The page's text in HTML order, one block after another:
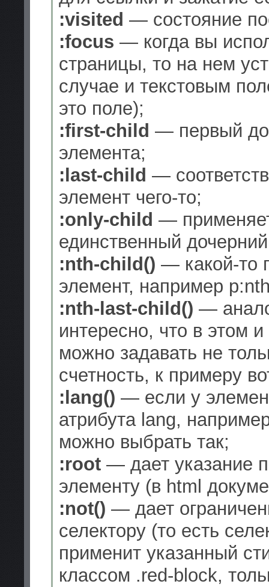
:visited — состояние
:focus — когда вы
страницы, то на нем
случае и текстовым
это поле);
:first-child — первый
элемента;
:last-child —
элемент чего-то;
:only-child —
единственный
:nth-child() — какой-то
элемент, например
:nth-last-child() —
интересно, что в этом
можно задавать не
счетность, к примеру
:lang() — если у
атрибута lang,
можно выбрать так;
:root — дает указание
элементу (в html
:not() — дает
селектору (то есть
применит указанный
классом .red-block,